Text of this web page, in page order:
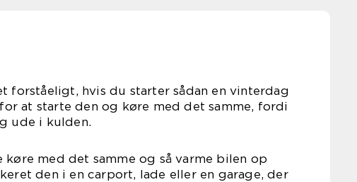
forståeligt, hvis du starter sådan en vinterdag
at starte den og køre med det samme, fordi
ude i kulden.
køre med det samme og så varme bilen op
den i en carport, lade eller en garage, der